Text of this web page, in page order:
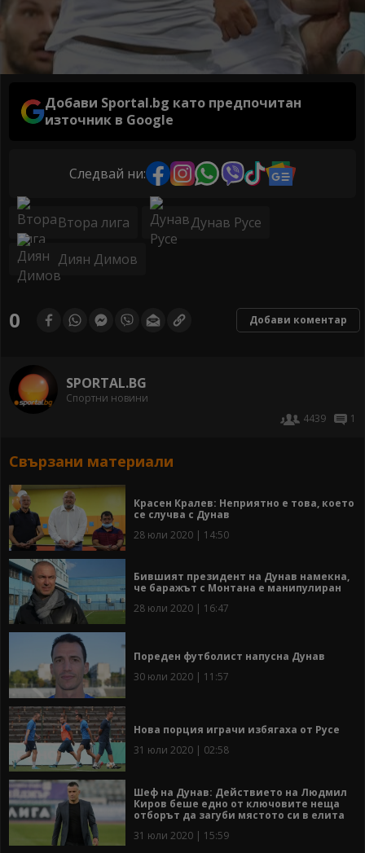
Добави Sportal.bg като предпочитан
източник в Google
Следвай ни:
Втора лига Дунав Русе
Диян Димов
0 Добави коментар
SPORTAL.BG
Спортни новини
4439
1
Свързани материали
Красен Кралев: Неприятно е това, което
се случва с Дунав
28 юли 2020 | 14:50
Бившият президент на Дунав намекна,
че баражът с Монтана е манипулиран
28 юли 2020 | 16:47
Пореден футболист напусна Дунав
30 юли 2020 | 11:57
Нова порция играчи избягаха от Русе
31 юли 2020 | 02:58
Шеф на Дунав: Действието на Людмил
Киров беше едно от ключовите неща
отборът да загуби мястото си в елита
31 юли 2020 | 15:59